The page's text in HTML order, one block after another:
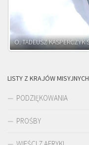
O. ADNRZEJ LEŚNIARA SJ
LISTY Z KRAJÓW MISYJNYCH
PODZIĘKOWANIA
PROŚBY